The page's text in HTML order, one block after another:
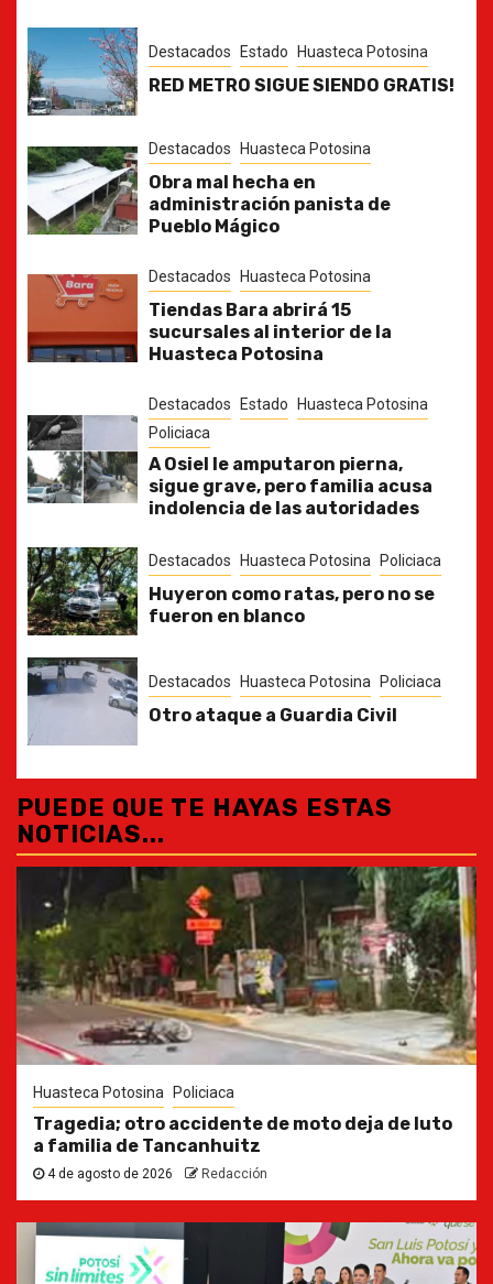
Destacados Estado Huasteca Potosina
RED METRO SIGUE SIENDO GRATIS!
Destacados Huasteca Potosina
Obra mal hecha en
administración panista de
Pueblo Mágico
Destacados Huasteca Potosina
Tiendas Bara abrirá 15
sucursales al interior de la
Huasteca Potosina
Destacados Estado
Huasteca Potosina
Policiaca
A Osiel le amputaron pierna,
sigue grave, pero familia acusa
indolencia de las autoridades
Destacados Huasteca Potosina Policiaca
Huyeron como ratas, pero no se
fueron en blanco
Destacados Huasteca Potosina Policiaca
Otro ataque a Guardia Civil
PUEDE QUE TE HAYAS ESTAS
NOTICIAS...
Huasteca Potosina Policiaca
Tragedia; otro accidente de moto deja de luto
a familia de Tancanhuitz
4 de agosto de 2026 Redacción